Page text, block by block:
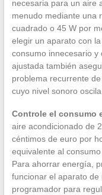
necesaria para un aire
menudo mediante una
cuadrado o 45 W por
elegir un aparato con
consumo innecesario y
ajustada también
problema recurrente
cuyo nivel sonoro
Controle el consumo
aire acondicionado de
céntimos de euro por
equivalente al
Para ahorrar energía,
funcionar el aparato de
programador para